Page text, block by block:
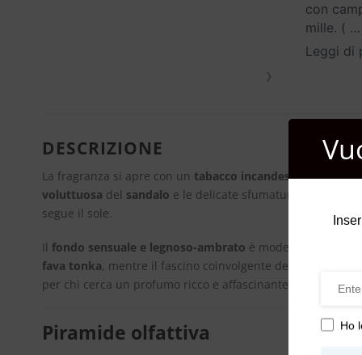
con
mille. ( …
Leggi di
›
DESCRIZIONE
La fragranza si apre con un tabacco incandescente, che
voluttuosa del sandalo e le delicate sfumature del
segue il sole.
Il fondo sensuale e legnoso-ambrato è modellato con una
fava tonka, mentre il fascino coinvolgente del
per chi cerca un profumo ricco e affascinante.
Piramide olfattiva Ho